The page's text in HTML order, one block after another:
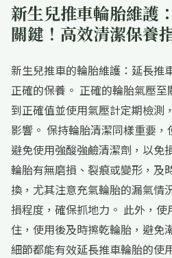
新生兒推車輪胎維護
關鍵！高效清潔保養
新生兒推車的輪胎維護：延長推
正確的保養。 正確的輪胎氣壓
到正確值並使用氣壓計定期檢測
影響。 保持輪胎清潔同樣重要，
避免使用強酸強鹼清潔劑，以免
輪胎有無磨損、裂痕或變形，及
換，尤其注意充氣輪胎的漏氣情
損程度，確保抓地力。 此外，
住，使用後及時擦乾輪胎，避免
細節都能有效延長推車輪胎的使